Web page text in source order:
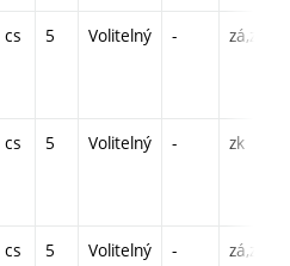
cs 5 Volitelný - zá,zk
cs 5 Volitelný - zk
cs 5 Volitelný - zá,zk